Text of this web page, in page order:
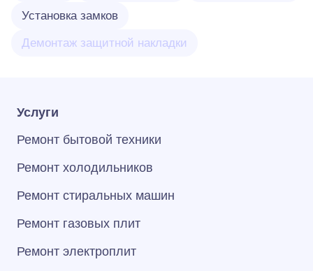
Установка замков
Демонтаж защитной накладки
Услуги
Ремонт бытовой техники
Ремонт холодильников
Ремонт стиральных машин
Ремонт газовых плит
Ремонт электроплит